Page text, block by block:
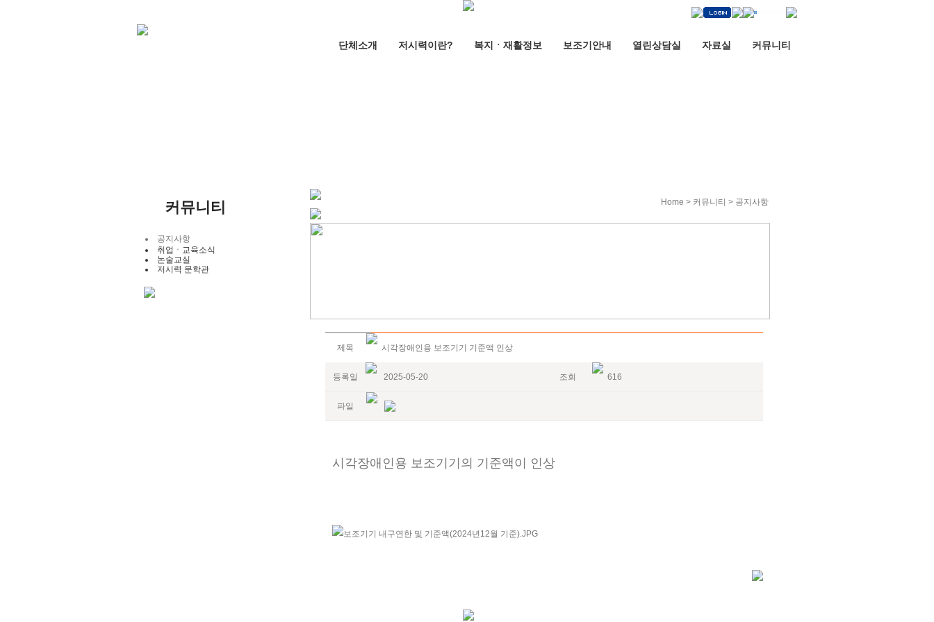
단체소개 저시력이란? 복지ㆍ재활정보 보조기안내 열린상담실 자료실 커뮤니티
커뮤니티
공지사항
취업ㆍ교육소식
논술교실
저시력 문학관
Home > 커뮤니티 > 공지사항
제목 시각장애인용 보조기기 기준액 인상
등록일 2025-05-20 조회 616
파일
시각장애인용 보조기기의 기준액이 인상